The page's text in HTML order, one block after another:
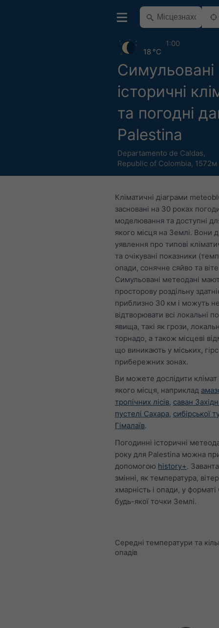
Симульовані
історичні
та погодні
Palestina
Departamento de Caldas,
Republic of Colombia,
18 °C
1:00
Кліматичні діаграми
засновані на 30 роках
моделювання та доступні
якого місця на Землі. Вони
уявлення про типові
та очікувані показники
опади, сонячне сяйво та
Симульовані метеодані
просторову роздільну
приблизно 30 км і можуть
відтворювати всі локальні
явища, такі як грози,
торнадо, а також місцеві
що виникають у міських,
прибережних зонах.
Ви можете дослідити
якого місця, наприклад
тропічних лісів, саван
пустелі Сахара, сибірської
Гімалаїв.
Погодинні історичні
року для Palestina можна
допомогою history+.
змінні, як температура,
хмарність і опади, у
будь-якої точки Землі.
Середні температури та
опадів